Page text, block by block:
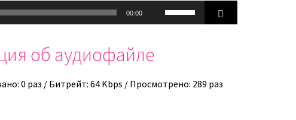
00:00
Используйте
клавиши
увеличить
об аудиофайле
0 раз / Битрейт: 64 Kbps / Просмотрено: 289 раз